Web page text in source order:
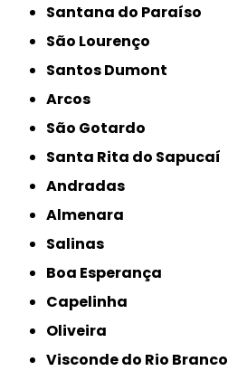
Santana do Paraíso
São Lourenço
Santos Dumont
Arcos
São Gotardo
Santa Rita do Sapucaí
Andradas
Almenara
Salinas
Boa Esperança
Capelinha
Oliveira
Visconde do Rio Branco